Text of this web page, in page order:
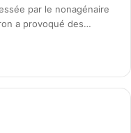
par le nonagénaire
a provoqué des…